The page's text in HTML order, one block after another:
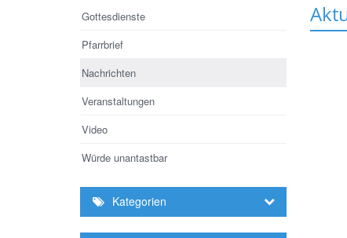
Gottesdienste
Pfarrbrief
Nachrichten
Veranstaltungen
Video
Würde unantastbar
Kategorien